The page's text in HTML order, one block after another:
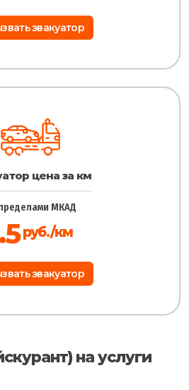
эвакуатор
цена за км
МКАД
руб./км
эвакуатор
на услуги